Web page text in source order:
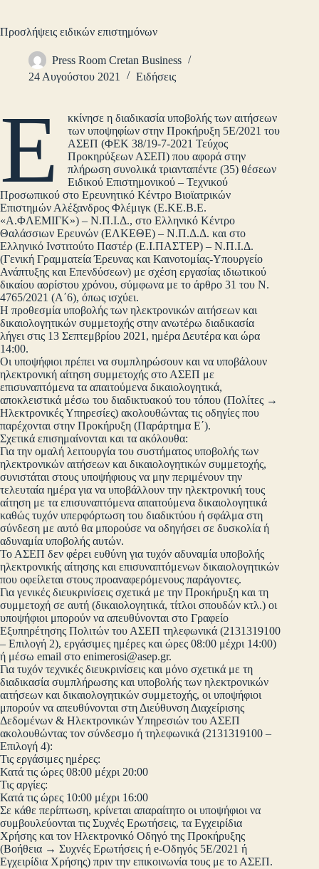
Προσλήψεις ειδικών επιστημόνων
Press Room Cretan Business
24 Αυγούστου 2021
Ειδήσεις
Ε
κκίνησε η διαδικασία υποβολής των αιτήσεων
των υποψηφίων στην Προκήρυξη 5Ε/2021 του
ΑΣΕΠ (ΦΕΚ 38/19-7-2021 Τεύχος
Προκηρύξεων ΑΣΕΠ) που αφορά στην
πλήρωση συνολικά τριανταπέντε (35) θέσεων
Ειδικού Επιστημονικού – Τεχνικού
Προσωπικού στο Ερευνητικό Κέντρο Βιοϊατρικών
Επιστημών Αλέξανδρος Φλέμιγκ (Ε.ΚΕ.Β.Ε.
«Α.ΦΛΕΜΙΓΚ») – Ν.Π.Ι.Δ., στο Ελληνικό Κέντρο
Θαλάσσιων Ερευνών (ΕΛΚΕΘΕ) – Ν.Π.Δ.Δ. και στο
Ελληνικό Ινστιτούτο Παστέρ (Ε.Ι.ΠΑΣΤΕΡ) – Ν.Π.Ι.Δ.
(Γενική Γραμματεία Έρευνας και Καινοτομίας-Υπουργείο
Ανάπτυξης και Επενδύσεων) με σχέση εργασίας ιδιωτικού
δικαίου αορίστου χρόνου, σύμφωνα με το άρθρο 31 του Ν.
4765/2021 (Α΄6), όπως ισχύει.
Η προθεσμία υποβολής των ηλεκτρονικών αιτήσεων και
δικαιολογητικών συμμετοχής στην ανωτέρω διαδικασία
λήγει στις 13 Σεπτεμβρίου 2021, ημέρα Δευτέρα και ώρα
14:00.
Οι υποψήφιοι πρέπει να συμπληρώσουν και να υποβάλουν
ηλεκτρονική αίτηση συμμετοχής στο ΑΣΕΠ με
επισυναπτόμενα τα απαιτούμενα δικαιολογητικά,
αποκλειστικά μέσω του διαδικτυακού του τόπου (Πολίτες →
Ηλεκτρονικές Υπηρεσίες) ακολουθώντας τις οδηγίες που
παρέχονται στην Προκήρυξη (Παράρτημα Ε΄).
Σχετικά επισημαίνονται και τα ακόλουθα:
Για την ομαλή λειτουργία του συστήματος υποβολής των
ηλεκτρονικών αιτήσεων και δικαιολογητικών συμμετοχής,
συνιστάται στους υποψήφιους να μην περιμένουν την
τελευταία ημέρα για να υποβάλλουν την ηλεκτρονική τους
αίτηση με τα επισυναπτόμενα απαιτούμενα δικαιολογητικά
καθώς τυχόν υπερφόρτωση του διαδικτύου ή σφάλμα στη
σύνδεση με αυτό θα μπορούσε να οδηγήσει σε δυσκολία ή
αδυναμία υποβολής αυτών.
Το ΑΣΕΠ δεν φέρει ευθύνη για τυχόν αδυναμία υποβολής
ηλεκτρονικής αίτησης και επισυναπτόμενων δικαιολογητικών
που οφείλεται στους προαναφερόμενους παράγοντες.
Για γενικές διευκρινίσεις σχετικά με την Προκήρυξη και τη
συμμετοχή σε αυτή (δικαιολογητικά, τίτλοι σπουδών κτλ.) οι
υποψήφιοι μπορούν να απευθύνονται στο Γραφείο
Εξυπηρέτησης Πολιτών του ΑΣΕΠ τηλεφωνικά (2131319100
– Επιλογή 2), εργάσιμες ημέρες και ώρες 08:00 μέχρι 14:00)
ή μέσω email στο enimerosi@asep.gr.
Για τυχόν τεχνικές διευκρινίσεις και μόνο σχετικά με τη
διαδικασία συμπλήρωσης και υποβολής των ηλεκτρονικών
αιτήσεων και δικαιολογητικών συμμετοχής, οι υποψήφιοι
μπορούν να απευθύνονται στη Διεύθυνση Διαχείρισης
Δεδομένων & Ηλεκτρονικών Υπηρεσιών του ΑΣΕΠ
ακολουθώντας τον σύνδεσμο ή τηλεφωνικά (2131319100 –
Επιλογή 4):
Τις εργάσιμες ημέρες:
Κατά τις ώρες 08:00 μέχρι 20:00
Τις αργίες:
Κατά τις ώρες 10:00 μέχρι 16:00
Σε κάθε περίπτωση, κρίνεται απαραίτητο οι υποψήφιοι να
συμβουλεύονται τις Συχνές Ερωτήσεις, τα Εγχειρίδια
Χρήσης και τον Ηλεκτρονικό Οδηγό της Προκήρυξης
(Βοήθεια → Συχνές Ερωτήσεις ή e-Οδηγός 5Ε/2021 ή
Εγχειρίδια Χρήσης) πριν την επικοινωνία τους με το ΑΣΕΠ.